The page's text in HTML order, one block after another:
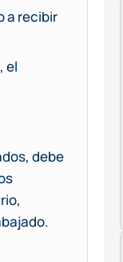
a recibir
el
debe